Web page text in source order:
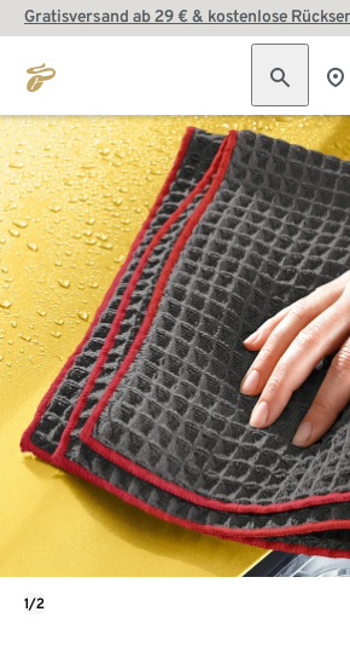
Gratisversand ab 29 € & kostenlose
1/2